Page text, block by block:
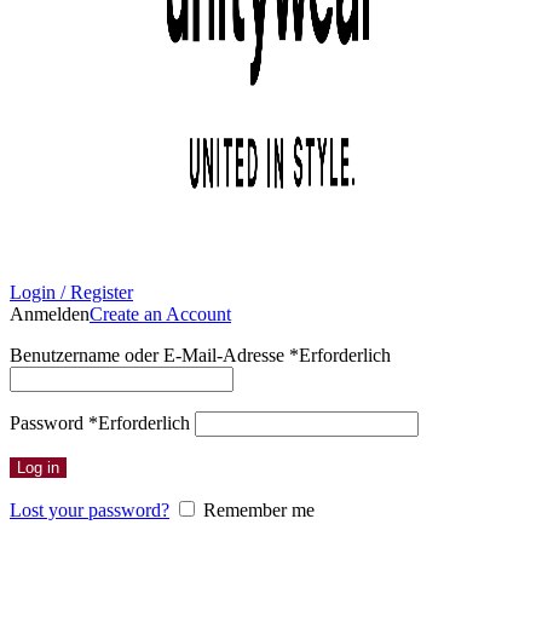
Login / Register
AnmeldenCreate an Account
Benutzername oder E-Mail-Adresse *Erforderlich
Password *Erforderlich
Log in
Lost your password? Remember me